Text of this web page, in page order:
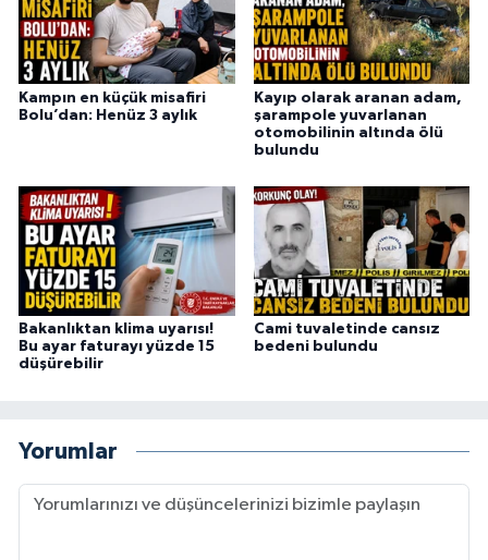
Kampın en küçük misafiri
Bolu’dan: Henüz 3 aylık
Kayıp olarak aranan adam,
şarampole yuvarlanan
otomobilinin altında ölü
bulundu
Bakanlıktan klima uyarısı!
Bu ayar faturayı yüzde 15
düşürebilir
Cami tuvaletinde cansız
bedeni bulundu
Yorumlar